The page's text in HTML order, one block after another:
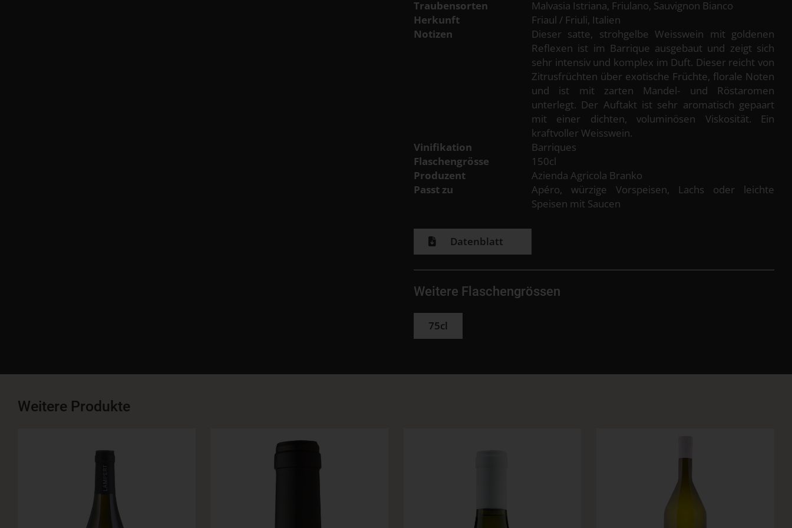
Traubensorten
Malvasia Istriana, Friulano, Sauvignon Bianco
Herkunft
Friaul / Friuli, Italien
Notizen
Dieser satte, strohgelbe Weisswein mit goldenen
Reflexen ist im Barrique ausgebaut und zeigt sich
sehr intensiv und komplex im Duft. Dieser reicht von
Zitrusfrüchten über exotische Früchte, florale Noten
und ist mit zarten Mandel- und Röstaromen
unterlegt. Der Auftakt ist sehr aromatisch gepaart
mit einer dichten, voluminösen Viskosität. Ein
kraftvoller Weisswein.
Vinifikation
Barriques
Flaschengrösse
150cl
Produzent
Azienda Agricola Branko
Passt zu
Apéro, würzige Vorspeisen, Lachs oder leichte
Speisen mit Saucen
Datenblatt
Weitere Flaschengrössen
75cl
Weitere Produkte